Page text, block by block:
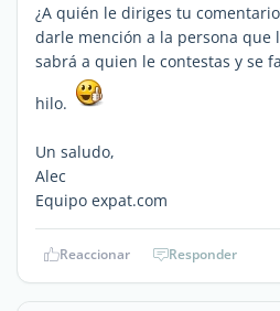
¿A quién le diriges tu
darle mención a la persona que
sabrá a quien le contestas y se
hilo.
Un saludo,
Alec
Equipo expat.com
Reaccionar Responder